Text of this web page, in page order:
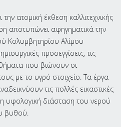
ατομική έκθεση καλλιτεχνικής
αποτυπώνει αφηγηματικά την
Κολυμβητηρίου Αλίμου
προσεγγίσεις, τις
που βιώνουν οι
με το υγρό στοιχείο. Τα έργα
τις πολλές εικαστικές
υφολογική διάσταση του νερού
βυθού.